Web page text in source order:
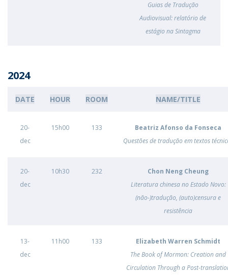
Guias de Tradução
Audiovisual: relatório de
estágio na Sintagma
2024
DATE HOUR ROOM NAME/TITLE
20-
dec
15h00 133
Beatriz Afonso da Fonseca
Questões de tradução em textos
20-
dec
10h30 232
Chon Neng Cheung
Literatura chinesa no Estado Novo:
(não-)tradução, (auto)censura e
resistência
13-
dec
11h00 133
Elizabeth Warren Schmidt
The Book of Mormon: Creation and
Circulation Through a Post-